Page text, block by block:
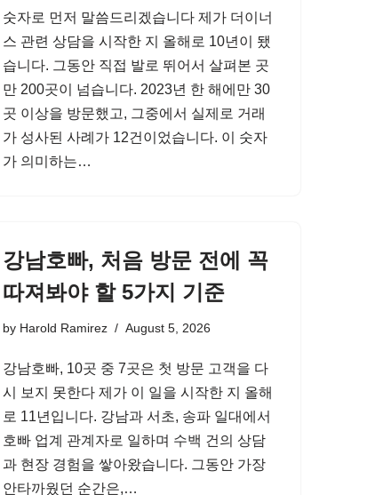
숫자로 먼저 말씀드리겠습니다 제가 더이너
스 관련 상담을 시작한 지 올해로 10년이 됐
습니다. 그동안 직접 발로 뛰어서 살펴본 곳
만 200곳이 넘습니다. 2023년 한 해에만 30
곳 이상을 방문했고, 그중에서 실제로 거래
가 성사된 사례가 12건이었습니다. 이 숫자
가 의미하는…
강남호빠, 처음 방문 전에 꼭
따져봐야 할 5가지 기준
by Harold Ramirez August 5, 2026
강남호빠, 10곳 중 7곳은 첫 방문 고객을 다
시 보지 못한다 제가 이 일을 시작한 지 올해
로 11년입니다. 강남과 서초, 송파 일대에서
호빠 업계 관계자로 일하며 수백 건의 상담
과 현장 경험을 쌓아왔습니다. 그동안 가장
안타까웠던 순간은,…